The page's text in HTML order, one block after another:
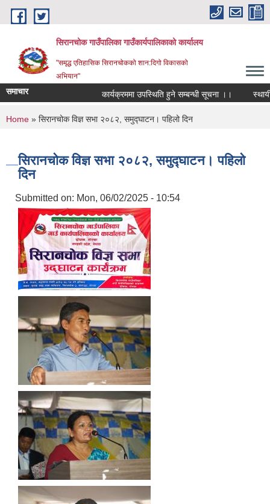
Skip to main content
सिरानचोक गाउँपालिका गाउँकार्यपालिकाको कार्यालय
"समृद्ध एतिहासिक सिरानचोकको शान:दिगो विकासको
अभियान"
समाचार कार्यक्रममा उपस्थिति हुने सम्बन्धी सूचना ।। स्थायी
You are here
Home » सिरानचोक विज्ञ सभा २०८२, समुद्घाटन। पहिलो दिन
सिरानचोक विज्ञ सभा २०८२, समुद्घाटन। पहिलो
दिन
Submitted on: Mon, 06/02/2025 - 10:54